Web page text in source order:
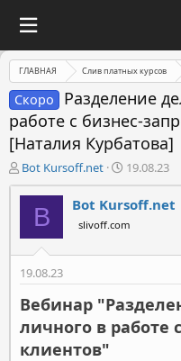
ГЛАВНАЯ Слив платных курсов
Скоро
Разделение
работе с бизнес-
[Наталия Курбатова]
А
в
т
м
ы
Bot Kursoff.net
Д
а
т
а
н
а
а
19.08.23
B Bot Kursoff.net
slivoff.com
19.08.23
Вебинар
личного в работе
клиентов"